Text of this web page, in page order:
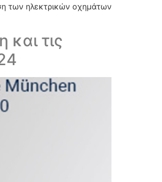
των ηλεκτρικών οχημάτων
τις